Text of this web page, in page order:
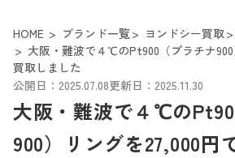
HOME ブランド一覧 ヨンドシー買取
大阪・難波で４℃のPt900（プラチナ
買取しました
公開日：2025.07.08更新日：2025.11.30
大阪・難波で４℃の
900）リングを27,000円